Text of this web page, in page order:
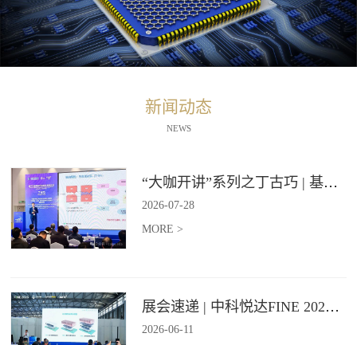
新闻动态
NEWS
“大咖开讲”系列之丁古巧 | 基于石墨烯材料的纵向导热技术报告
2026-07-28
MORE >
展会速递 | 中科悦达FINE 2026 Day2精彩继续
2026-06-11